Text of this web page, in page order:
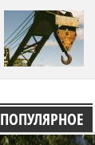
ПОПУЛЯРНОЕ